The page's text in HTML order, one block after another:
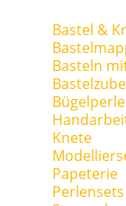
Bastel &
Basteln
Knete
Papeterie
Perlensets